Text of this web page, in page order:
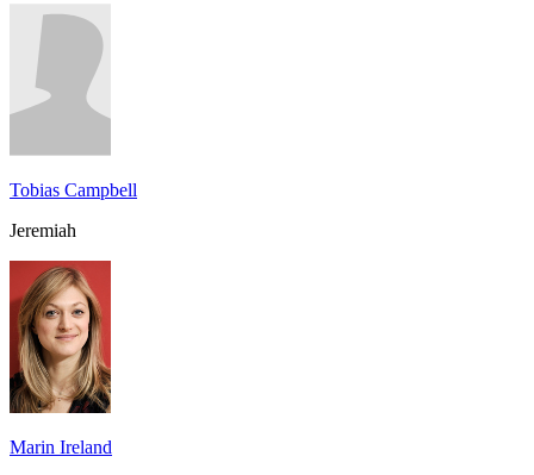
Tobias Campbell
Jeremiah
Marin Ireland